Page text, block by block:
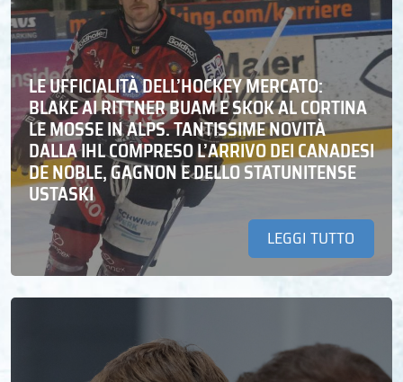
LE UFFICIALITÀ DELL’HOCKEY MERCATO:
BLAKE AI RITTNER BUAM E SKOK AL CORTINA
LE MOSSE IN ALPS. TANTISSIME NOVITÀ
DALLA IHL COMPRESO L’ARRIVO DEI CANADESI
DE NOBLE, GAGNON E DELLO STATUNITENSE
USTASKI
LEGGI TUTTO